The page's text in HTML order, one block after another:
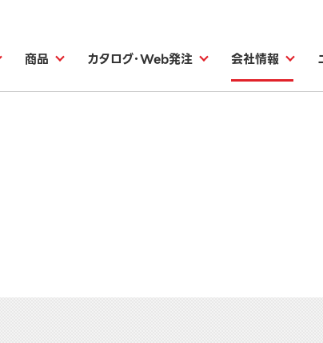
商品 カタログ・Web発注 会社情報